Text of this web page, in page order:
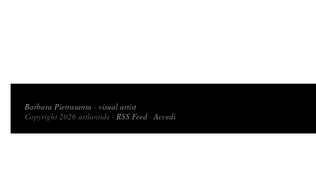
Barbara Pietrasanta - visual artist
Copyright 2026 artlantide · RSS Feed ·Accedi